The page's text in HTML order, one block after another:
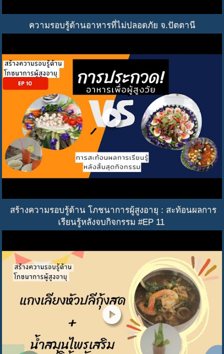
ความรอบรู้ด้านอาหารที่ไม่ปลอดภัย จ.ปัตตานี
play_circle
สร้างความรอบรู้ด้าน โภชนาการผู้สูงอายุ : สะท้อนผลการ
เรียนรู้หลังจบกิจกรรม #EP 11
play_circle